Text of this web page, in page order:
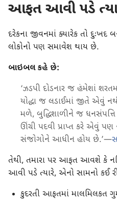
આફત આવી પડે
દરેકના જીવનમાં ક્યારેક તો
લોકોનો પણ સમાવેશ થાય છે.
બાઇબલ કહે છે:
‘ઝડપી દોડનાર જ હંમેશાં
યોદ્ધા જ લડાઈમાં જીતે એવું
મળે, બુદ્ધિશાળીને જ
ઊંચી પદવી પ્રાપ્ત કરે એવું
સંજોગોને આધીન હોય છે.’—
તેથી, તમારા પર આફત આવશે કે
આવી પડે ત્યારે, એનો સામનો કઈ
કુદરતી આફતમાં માલમિલકત